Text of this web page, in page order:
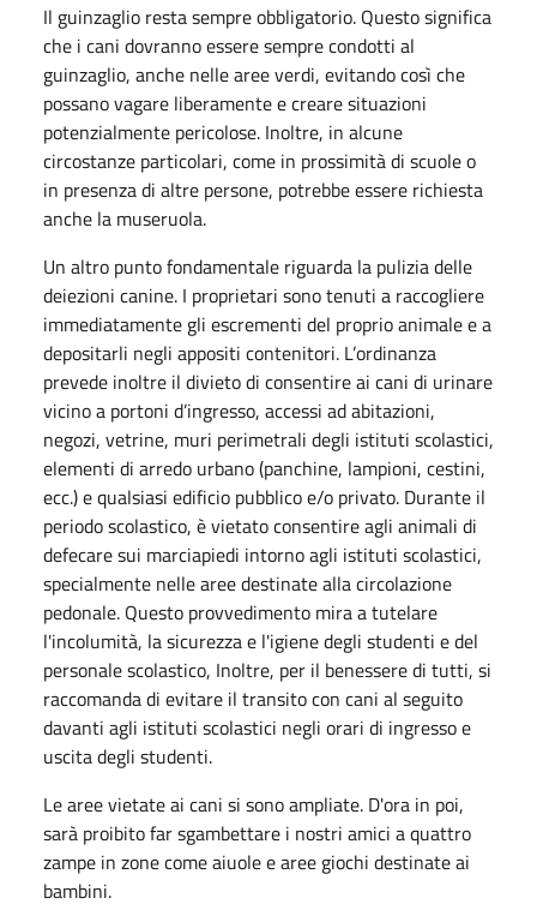
Il guinzaglio resta sempre obbligatorio. Questo significa
che i cani dovranno essere sempre condotti al
guinzaglio, anche nelle aree verdi, evitando così che
possano vagare liberamente e creare situazioni
potenzialmente pericolose. Inoltre, in alcune
circostanze particolari, come in prossimità di scuole o
in presenza di altre persone, potrebbe essere richiesta
anche la museruola.
Un altro punto fondamentale riguarda la pulizia delle
deiezioni canine. I proprietari sono tenuti a raccogliere
immediatamente gli escrementi del proprio animale e a
depositarli negli appositi contenitori. L’ordinanza
prevede inoltre il divieto di consentire ai cani di urinare
vicino a portoni d’ingresso, accessi ad abitazioni,
negozi, vetrine, muri perimetrali degli istituti scolastici,
elementi di arredo urbano (panchine, lampioni, cestini,
ecc.) e qualsiasi edificio pubblico e/o privato. Durante il
periodo scolastico, è vietato consentire agli animali di
defecare sui marciapiedi intorno agli istituti scolastici,
specialmente nelle aree destinate alla circolazione
pedonale. Questo provvedimento mira a tutelare
l'incolumità, la sicurezza e l'igiene degli studenti e del
personale scolastico, Inoltre, per il benessere di tutti, si
raccomanda di evitare il transito con cani al seguito
davanti agli istituti scolastici negli orari di ingresso e
uscita degli studenti.
Le aree vietate ai cani si sono ampliate. D'ora in poi,
sarà proibito far sgambettare i nostri amici a quattro
zampe in zone come aiuole e aree giochi destinate ai
bambini.